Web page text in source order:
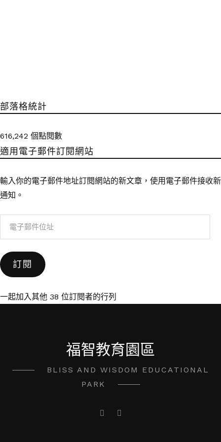
部落格統計
616,242 個點閱數
適用電子郵件訂閱網站
輸入你的電子郵件地址訂閱網站的新文章，使用電子郵件接收新
通知。
件
位
訂閱
一起加入其他 38 位訂閱者的行列
福智教育園區
BLISS AND WISDOM EDUCATIONAL
PARK